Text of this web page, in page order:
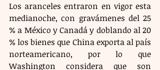
Los aranceles entraron en vigor esta
medianoche, con gravámenes del 25
% a México y Canadá y doblando al 20
% los bienes que China exporta al país
norteamericano, por lo que
Washington considera que son